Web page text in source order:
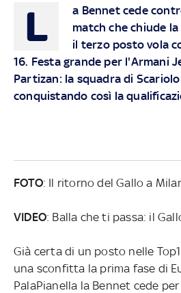
L
a Bennet cede
match che chiude
il terzo posto vola
16. Festa grande per l'Armani
Partizan: la squadra di
conquistando così la
FOTO: Il ritorno del Gallo a
VIDEO: Balla che ti passa: il
Già certa di un posto nelle
una sconfitta la prima fase di
PalaPianella la Bennet cede